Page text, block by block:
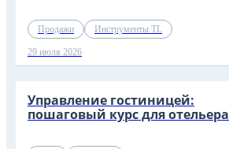
Продажи Инструменты TL
29 июля 2026
Управление гостиницей:
пошаговый курс для отельера